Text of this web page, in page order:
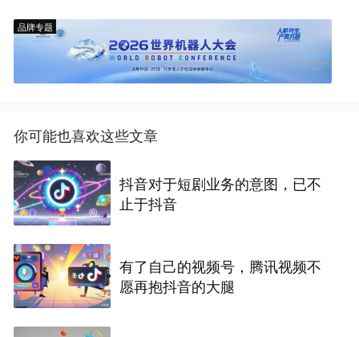
品牌专题
你可能也喜欢这些文章
抖音对于短剧业务的意图，已不
止于抖音
有了自己的视频号，腾讯视频不
愿再抱抖音的大腿